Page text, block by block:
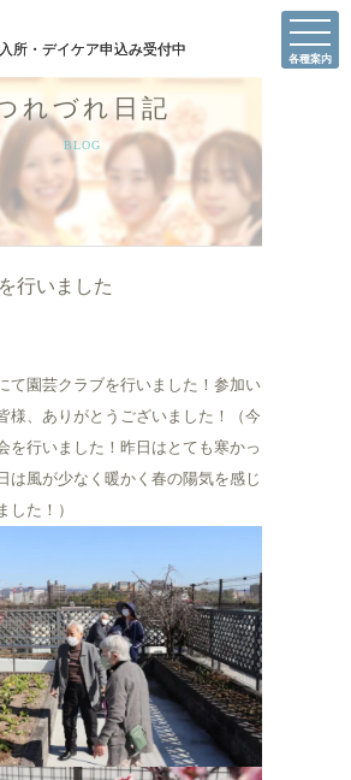
各種案内
れづれ日記
BLOG
行いました
て園芸クラブを行いました！参加い
様、ありがとうございました！（今
を行いました！昨日はとても寒かっ
は風が少なく暖かく春の陽気を感じ
した！）